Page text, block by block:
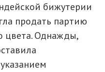
бижутерии
продать партию
цвета. Однажды,